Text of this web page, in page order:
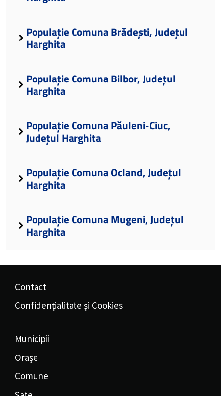
Populație Comuna Brădești, Județul
Harghita
Populație Comuna Bilbor, Județul
Harghita
Populație Comuna Păuleni-Ciuc,
Județul Harghita
Populație Comuna Ocland, Județul
Harghita
Populație Comuna Mugeni, Județul
Harghita
Contact
Confidențialitate și Cookies
Municipii
Orașe
Comune